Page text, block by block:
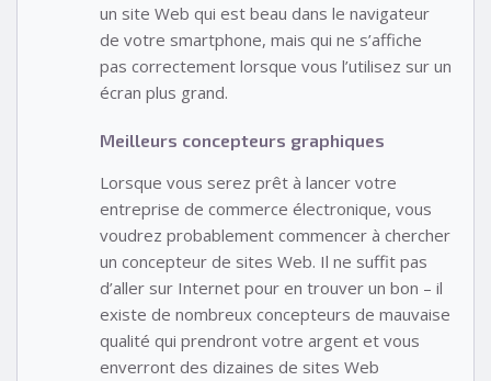
un site Web qui est beau dans le navigateur
de votre smartphone, mais qui ne s’affiche
pas correctement lorsque vous l’utilisez sur un
écran plus grand.
Meilleurs concepteurs graphiques
Lorsque vous serez prêt à lancer votre
entreprise de commerce électronique, vous
voudrez probablement commencer à chercher
un concepteur de sites Web. Il ne suffit pas
d’aller sur Internet pour en trouver un bon – il
existe de nombreux concepteurs de mauvaise
qualité qui prendront votre argent et vous
enverront des dizaines de sites Web